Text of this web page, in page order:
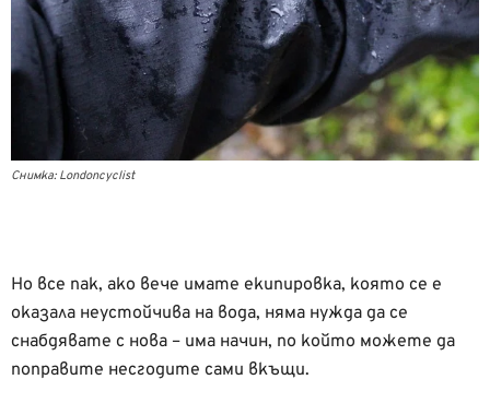
Снимка: Londoncyclist
Но все пак, ако вече имате екипировка, която се е
оказала неустойчива на вода, няма нужда да се
снабдявате с нова – има начин, по който можете да
поправите несгодите сами вкъщи.